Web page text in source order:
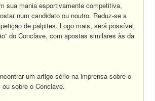
sua mania esportivamente competitiva,
num candidato ou noutro. Reduz-se a
de palpites. Logo mais, será possível
do Conclave, com apostas similares às da
um artigo sério na imprensa sobre o
sobre o Conclave.